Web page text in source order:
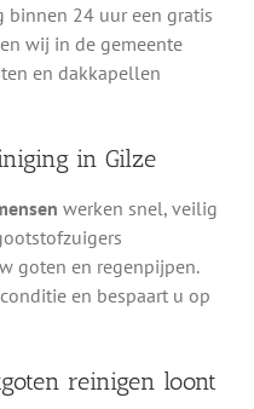
24 uur een gratis
wij in de gemeente
en dakkapellen
in Gilze
werken snel, veilig
goten en regenpijpen.
en bespaart u op
reinigen loont